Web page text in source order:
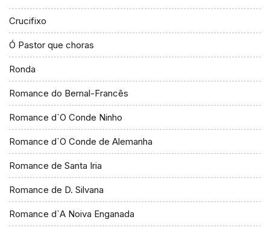
Crucifixo
Ó Pastor que choras
Ronda
Romance do Bernal-Francês
Romance d`O Conde Ninho
Romance d`O Conde de Alemanha
Romance de Santa Iria
Romance de D. Silvana
Romance d`A Noiva Enganada